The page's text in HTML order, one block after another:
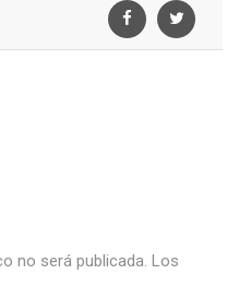
no será publicada. Los